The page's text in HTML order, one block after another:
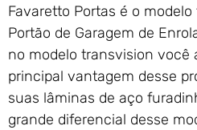
Favaretto Portas é o
Portão de Garagem de
no modelo transvision você
principal vantagem desse
suas lâminas de aço
grande diferencial desse